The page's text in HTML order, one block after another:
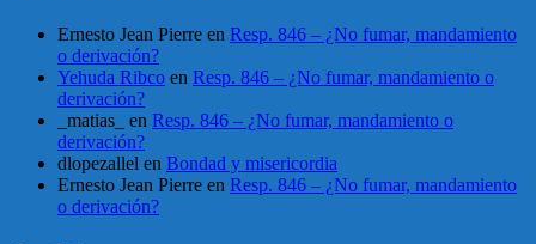
Ernesto Jean Pierre en Resp. 846 – ¿No fumar, mandamiento
o derivación?
Yehuda Ribco en Resp. 846 – ¿No fumar, mandamiento o
derivación?
_matias_
en Resp. 846 – ¿No fumar, mandamiento o
derivación?
dlopezallel en Bondad y misericordia
Ernesto Jean Pierre en Resp. 846 – ¿No fumar, mandamiento
o derivación?